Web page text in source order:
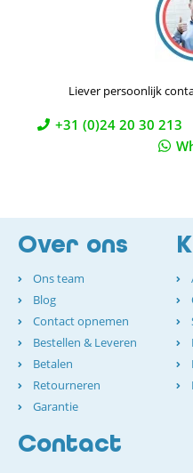
Liever persoonlijk
+31 (0)24 20 30 213
Over ons
Ons team
Blog
Contact opnemen
Bestellen & Leveren
Betalen
Retourneren
Garantie
Contact